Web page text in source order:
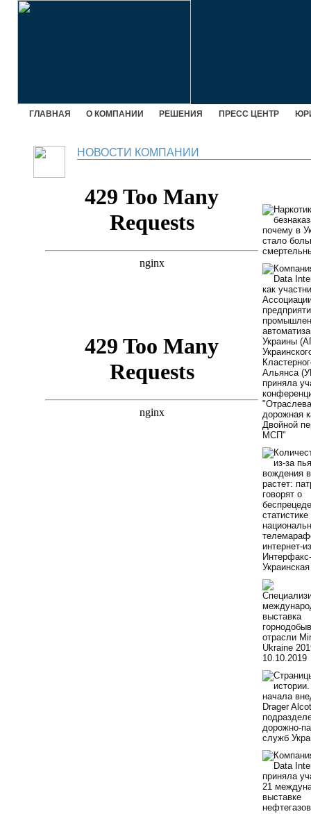
ГЛАВНАЯ О КОМПАНИИ РЕШЕНИЯ ПРЕСС ЦЕНТР
НОВОСТИ КОМПАНИИ